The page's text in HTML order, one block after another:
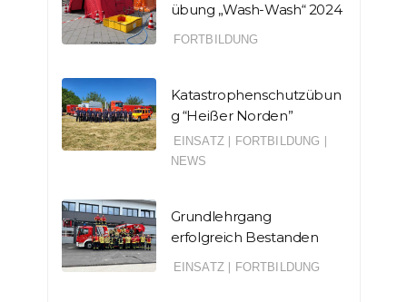
übung „Wash-Wash“ 2024
FORTBILDUNG
Katastrophenschutzübun
g “Heißer Norden”
EINSATZ FORTBILDUNG
NEWS
Grundlehrgang
erfolgreich Bestanden
EINSATZ FORTBILDUNG